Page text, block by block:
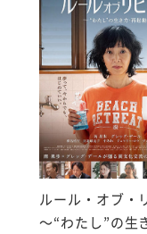
ルール・オブ・
～“わたし”の生